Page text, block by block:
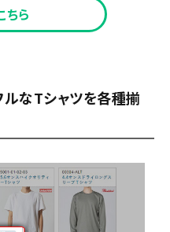
ちら
ルなTシャツを各種揃